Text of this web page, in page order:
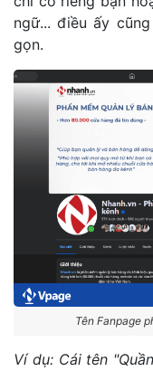
ngữ... điều ấy
gọn.
Tên Fanpage
Ví dụ: Cái tên